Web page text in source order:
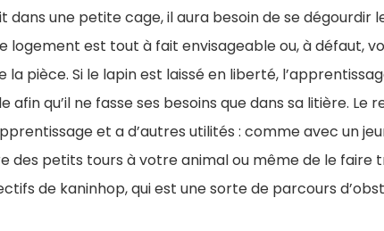
dans une petite cage, il aura besoin de se dégourdir
logement est tout à fait envisageable ou, à défaut,
la pièce. Si le lapin est laissé en liberté,
afin qu’il ne fasse ses besoins que dans sa litière. Le
et a d’autres utilités : comme avec un
des petits tours à votre animal ou même de le faire
de kaninhop, qui est une sorte de parcours